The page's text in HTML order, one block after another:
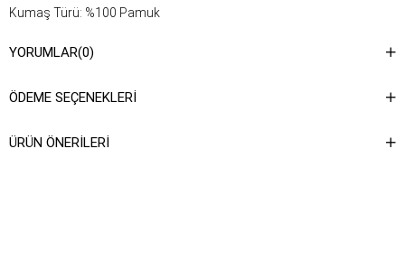
Kumaş Türü: %100 Pamuk
talimatına ulaşabilirsiniz.
YORUMLAR(0)
ÖDEME SEÇENEKLERI
ÜRÜN ÖNERILERI